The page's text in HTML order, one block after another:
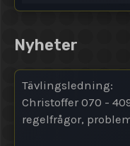
Nyheter
Tävlingsledning:
Christoffer 070 -
regelfrågor,